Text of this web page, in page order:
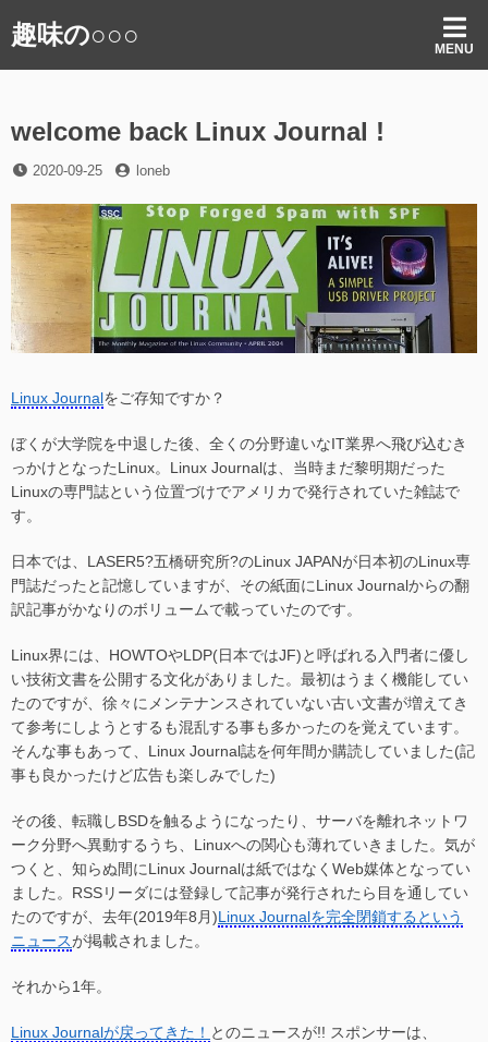
ン
へ
キ
ッ
趣味の○○○ MENU
welcome back Linux Journal !
投
日
2020-09-25
投loneb
Linux Journalをご存知ですか？
ぼくが大学院を中退した後、全くの分野違いなIT業界へ飛び込むき
っかけとなったLinux。Linux Journalは、当時まだ黎明期だった
Linuxの専門誌という位置づけでアメリカで発行されていた雑誌で
す。
日本では、LASER5?五橋研究所?のLinux JAPANが日本初のLinux専
門誌だったと記憶していますが、その紙面にLinux Journalからの翻
訳記事がかなりのボリュームで載っていたのです。
Linux界には、HOWTOやLDP(日本ではJF)と呼ばれる入門者に優し
い技術文書を公開する文化がありました。最初はうまく機能してい
たのですが、徐々にメンテナンスされていない古い文書が増えてき
て参考にしようとするも混乱する事も多かったのを覚えています。
そんな事もあって、Linux Journal誌を何年間か購読していました(記
事も良かったけど広告も楽しみでした)
その後、転職しBSDを触るようになったり、サーバを離れネットワ
ーク分野へ異動するうち、Linuxへの関心も薄れていきました。気が
つくと、知らぬ間にLinux Journalは紙ではなくWeb媒体となってい
ました。RSSリーダには登録して記事が発行されたら目を通してい
たのですが、去年(2019年8月)Linux Journalを完全閉鎖するという
ニュースが掲載されました。
それから1年。
Linux Journalが戻ってきた！ とのニュースが!! スポンサーは、